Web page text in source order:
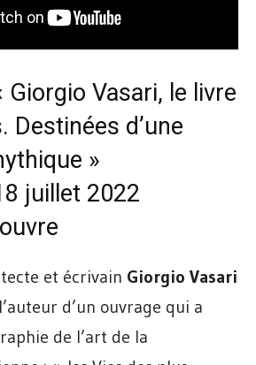
Giorgio Vasari, le livre
Destinées d’une
»
juillet 2022
et écrivain Giorgio Vasari
d’un ouvrage qui a
de l’art de la